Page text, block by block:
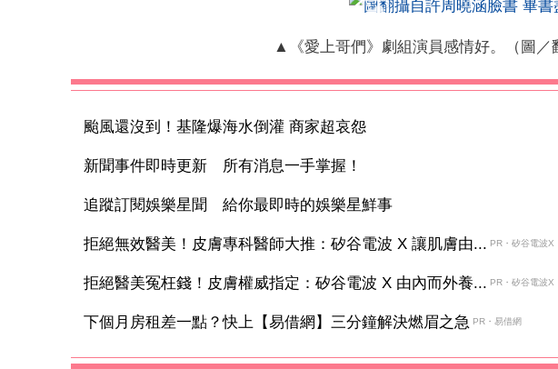
▲《愛上哥們》劇組演員感情好。（圖／
颱風還沒到！基隆爆海水倒灌 商家超哀怨
新聞事件即時更新 所有消息一手掌握！
追蹤訂閱娛樂星聞 給你最即時的娛樂星鮮事
拒絕無效醫美！皮膚專科醫師大推：矽谷電波 X 讓肌膚由... PR・矽谷電波X
拒絕醫美冤枉錢！皮膚權威指定：矽谷電波 X 由內而外養... PR・矽谷電波X
下個月房租差一點？快上【易借網】三分鐘解決燃眉之急 PR・易借網